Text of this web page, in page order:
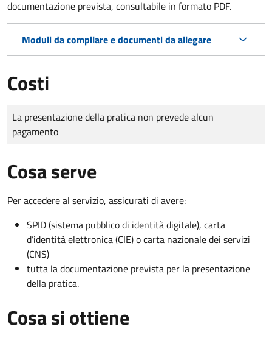
documentazione prevista, consultabile in formato PDF.
Moduli da compilare e documenti da allegare
Costi
Tipo di pagamento
Importo
La presentazione della pratica non prevede alcun
pagamento
Cosa serve
Per accedere al servizio, assicurati di avere:
SPID (sistema pubblico di identità digitale), carta
d’identità elettronica (CIE) o carta nazionale dei servizi
(CNS)
tutta la documentazione prevista per la presentazione
della pratica.
Cosa si ottiene